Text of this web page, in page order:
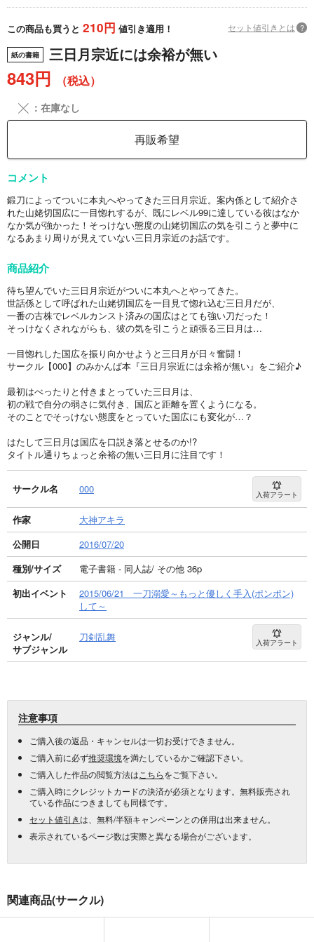
この商品も買うと 210円 値引き適用！ セット値引きとは ?
紙の書籍 三日月宗近には余裕が無い
843円 （税込）
╳ ：在庫なし
再販希望
コメント
鍛刀によってついに本丸へやってきた三日月宗近。案内係として紹介さ
れた山姥切国広に一目惚れするが、既にレベル99に達している彼はなか
なか気が強かった！そっけない態度の山姥切国広の気を引こうと夢中に
なるあまり周りが見えていない三日月宗近のお話です。
商品紹介
待ち望んでいた三日月宗近がついに本丸へとやってきた。
世話係として呼ばれた山姥切国広を一目見て惚れ込む三日月だが、
一番の古株でレベルカンスト済みの国広はとても強い刀だった！
そっけなくされながらも、彼の気を引こうと頑張る三日月は…
一目惚れした国広を振り向かせようと三日月が日々奮闘！
サークル【000】のみかんば本『三日月宗近には余裕が無い』をご紹介♪
最初はべったりと付きまとっていた三日月は、
初の戦で自分の弱さに気付き、国広と距離を置くようになる。
そのことでそっけない態度をとっていた国広にも変化が…？
はたして三日月は国広を口説き落とせるのか!?
タイトル通りちょっと余裕の無い三日月に注目です！
サークル名 000 入荷アラート
作家
大神アキラ
公開日
2016/07/20
種別/サイズ
電子書籍 - 同人誌/ その他 36p
初出イベント
2015/06/21 一刀溺愛～もっと優しく手入(ポンポン)
して～
ジャンル/
サブジャンル
刀剣乱舞 入荷アラート
注意事項
ご購入後の返品・キャンセルは一切お受けできません。
ご購入前に必ず推奨環境を満たしているかご確認下さい。
ご購入した作品の閲覧方法は こちらをご覧下さい。
ご購入時にクレジットカードの決済が必須となります。無料販売され
ている作品につきましても同様です。
セット値引きは、無料/半額キャンペーンとの併用は出来ません。
表示されているページ数は実際と異なる場合がございます。
関連商品(サークル)